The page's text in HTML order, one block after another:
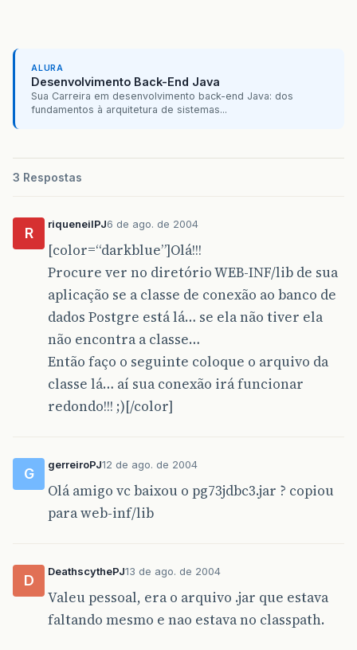
ALURA
Desenvolvimento Back-End Java
Sua Carreira em desenvolvimento back-end Java: dos
fundamentos à arquitetura de sistemas...
3 Respostas
R
riqueneilPJ6 de ago. de 2004
[color=“darkblue”]Olá!!!
Procure ver no diretório WEB-INF/lib de sua
aplicação se a classe de conexão ao banco de
dados Postgre está lá… se ela não tiver ela
não encontra a classe…
Então faço o seguinte coloque o arquivo da
classe lá… aí sua conexão irá funcionar
redondo!!! ;)[/color]
G
gerreiroPJ12 de ago. de 2004
Olá amigo vc baixou o pg73jdbc3.jar ? copiou
para web-inf/lib
D
DeathscythePJ13 de ago. de 2004
Valeu pessoal, era o arquivo .jar que estava
faltando mesmo e nao estava no classpath.